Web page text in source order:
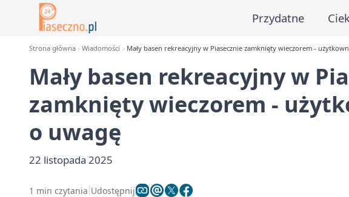
Przydatne
Strona główna Wiadomości Mały basen rekreacyjny w Piasecznie zamknięty wieczorem -
Mały basen rekreacyjny w
zamknięty wieczorem -
o uwagę
22 listopada 2025
1 min czytania Udostępnij